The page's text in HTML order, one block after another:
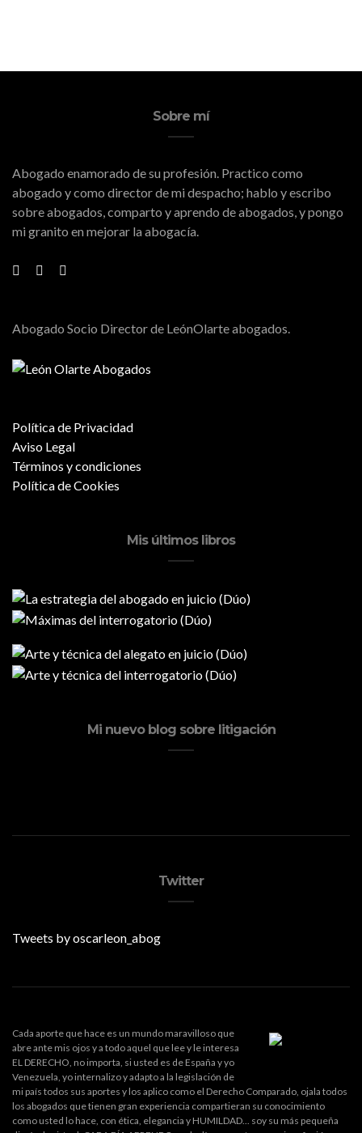
Sobre mí
Abogado enamorado de su profesión. Practico como
abogado y como director de mi despacho; hablo y escribo
sobre abogados, comparto y aprendo de abogados, y pongo
mi granito en mejorar la abogacía.
Abogado Socio Director de LeónOlarte abogados.
Política de Privacidad
Aviso Legal
Términos y condiciones
Política de Cookies
Mis últimos libros
Mi nuevo blog sobre litigación
Twitter
Tweets by oscarleon_abog
Cada aporte que hace es un mundo maravilloso que
abre ante mis ojos y a todo aquel que lee y le interesa
EL DERECHO, no importa, si usted es de España y yo
Venezuela, yo internalizo y adapto a la legislación de
mi país todos sus aportes y los aplico como el Derecho Comparado, ojala todos
los abogados que tienen gran experiencia compartieran su conocimiento
como usted lo hace, con ética, elegancia y HUMILDAD... soy su más pequeña